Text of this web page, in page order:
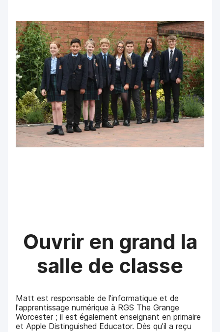
Ouvrir en grand la
salle de classe
Matt est responsable de l'informatique et de
l'apprentissage numérique à RGS The Grange
Worcester ; il est également enseignant en primaire
et Apple Distinguished Educator. Dès qu'il a reçu